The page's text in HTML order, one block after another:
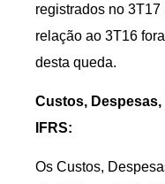
registrados no 3T17
relação ao 3T16
desta queda.
Custos,
IFRS:
Os Custos,